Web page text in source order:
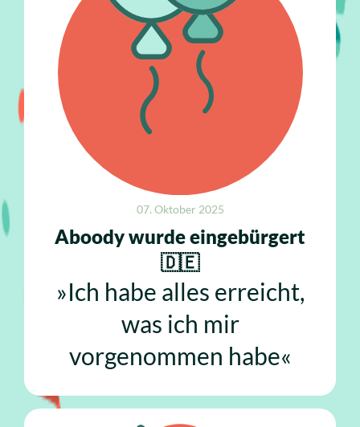
07. Oktober 2025
Aboody wurde eingebürgert
🇩🇪
»Ich habe alles erreicht,
was ich mir
vorgenommen habe«